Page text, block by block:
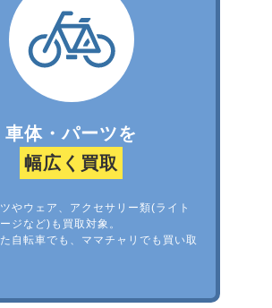
車体・パーツを
幅広く買取
やウェア、アクセサリー類(ライト
ジなど)も買取対象。
自転車でも、ママチャリでも買い取